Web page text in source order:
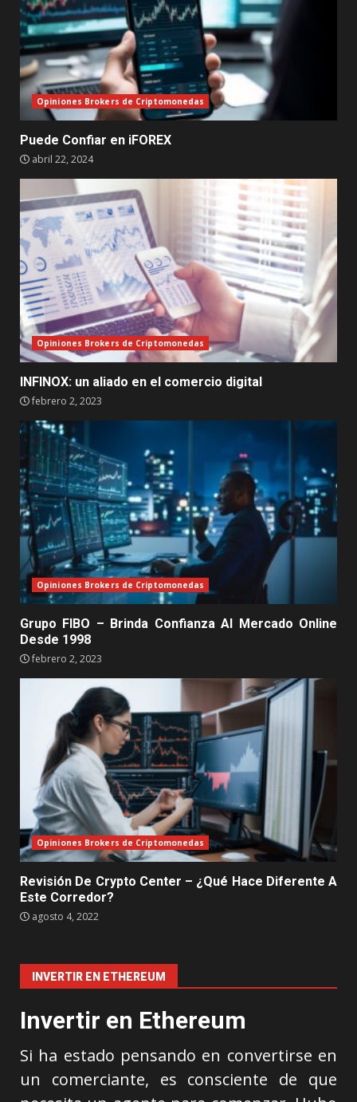
Opiniones Brokers de Criptomonedas
Puede Confiar en iFOREX
abril 22, 2024
Opiniones Brokers de Criptomonedas
INFINOX: un aliado en el comercio digital
febrero 2, 2023
Opiniones Brokers de Criptomonedas
Grupo FIBO – Brinda Confianza Al Mercado Online
Desde 1998
febrero 2, 2023
Opiniones Brokers de Criptomonedas
Revisión De Crypto Center – ¿Qué Hace Diferente A
Este Corredor?
agosto 4, 2022
INVERTIR EN ETHEREUM
Invertir en Ethereum
Si ha estado pensando en convertirse en
un comerciante, es consciente de que